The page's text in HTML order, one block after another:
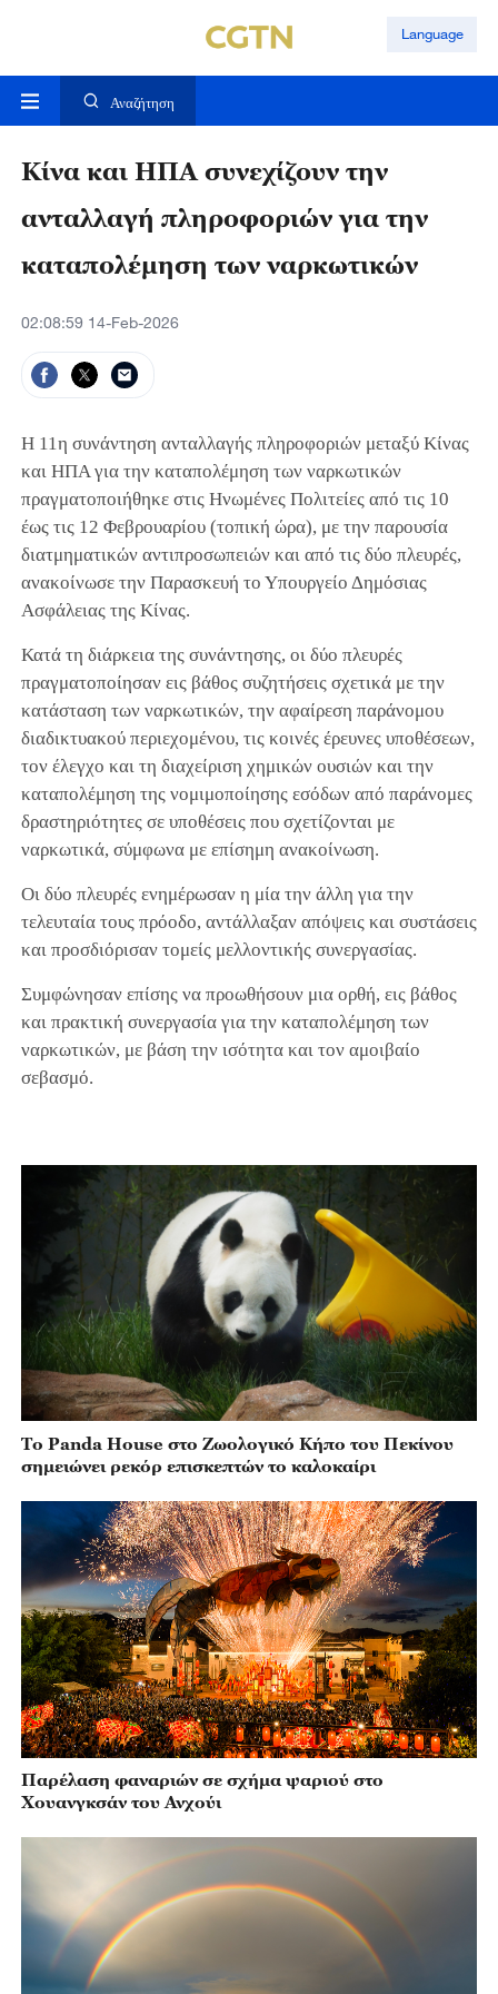
Language
Αναζήτηση
Κίνα και ΗΠΑ συνεχίζουν την
ανταλλαγή πληροφοριών για την
καταπολέμηση των ναρκωτικών
02:08:59 14-Feb-2026
Η 11η συνάντηση ανταλλαγής πληροφοριών μεταξύ Κίνας
και ΗΠΑ για την καταπολέμηση των ναρκωτικών
πραγματοποιήθηκε στις Ηνωμένες Πολιτείες από τις 10
έως τις 12 Φεβρουαρίου (τοπική ώρα), με την παρουσία
διατμηματικών αντιπροσωπειών και από τις δύο πλευρές,
ανακοίνωσε την Παρασκευή το Υπουργείο Δημόσιας
Ασφάλειας της Κίνας.
Κατά τη διάρκεια της συνάντησης, οι δύο πλευρές
πραγματοποίησαν εις βάθος συζητήσεις σχετικά με την
κατάσταση των ναρκωτικών, την αφαίρεση παράνομου
διαδικτυακού περιεχομένου, τις κοινές έρευνες υποθέσεων,
τον έλεγχο και τη διαχείριση χημικών ουσιών και την
καταπολέμηση της νομιμοποίησης εσόδων από παράνομες
δραστηριότητες σε υποθέσεις που σχετίζονται με
ναρκωτικά, σύμφωνα με επίσημη ανακοίνωση.
Οι δύο πλευρές ενημέρωσαν η μία την άλλη για την
τελευταία τους πρόοδο, αντάλλαξαν απόψεις και συστάσεις
και προσδιόρισαν τομείς μελλοντικής συνεργασίας.
Συμφώνησαν επίσης να προωθήσουν μια ορθή, εις βάθος
και πρακτική συνεργασία για την καταπολέμηση των
ναρκωτικών, με βάση την ισότητα και τον αμοιβαίο
σεβασμό.
Το Panda House στο Ζωολογικό Κήπο του Πεκίνου
σημειώνει ρεκόρ επισκεπτών το καλοκαίρι
Παρέλαση φαναριών σε σχήμα ψαριού στο
Χουανγκσάν του Ανχούι